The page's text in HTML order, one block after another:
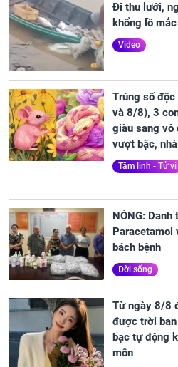
Đi thu lưới,
khổng lồ
Video
Trúng số
và 8/8), 3
giàu sang vô
vượt bậc,
Tâm linh - Tử vi
NÓNG:
Paracetamol
bách bệnh
Đời sống
Từ ngày 8/8
được trời ban
bạc tự động
môn